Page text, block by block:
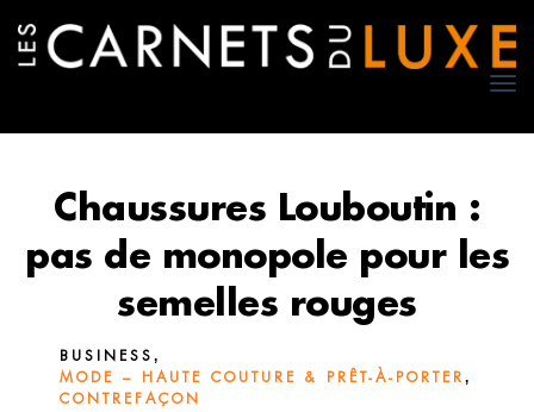
Chaussures Louboutin :
pas de monopole pour les
semelles rouges
BUSINESS ,
MODE – HAUTE COUTURE & PRÊT-À-PORTER ,
CONTREFAÇON